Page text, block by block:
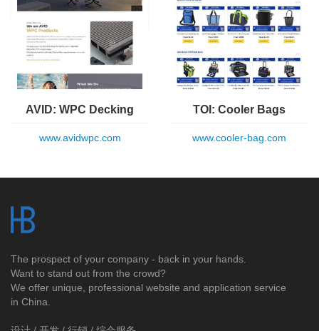
AVID: WPC Decking
www.avidwpc.com
TOI: Cooler Bags
www.cooler-bag.com
The prospect of your company - back in your hands.
Want to stand out from the crowd?
We offer unique, professional website and application service
in China.